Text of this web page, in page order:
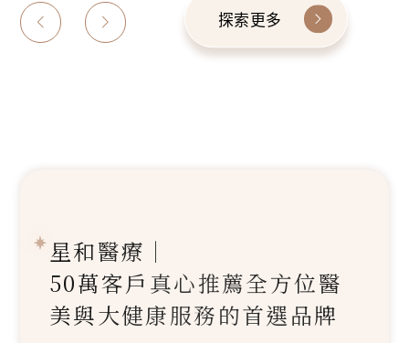
探索更多
星和醫療｜
50萬客戶真心推薦全方位醫
美與大健康服務的首選品牌